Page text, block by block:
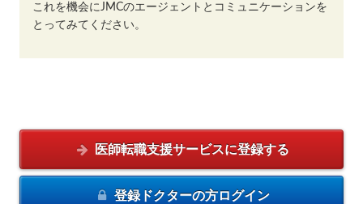
これを機会にJMCのエージェントとコミュニケーションを
とってみてください。
医師転職支援サービスに登録する
登録ドクターの方ログイン